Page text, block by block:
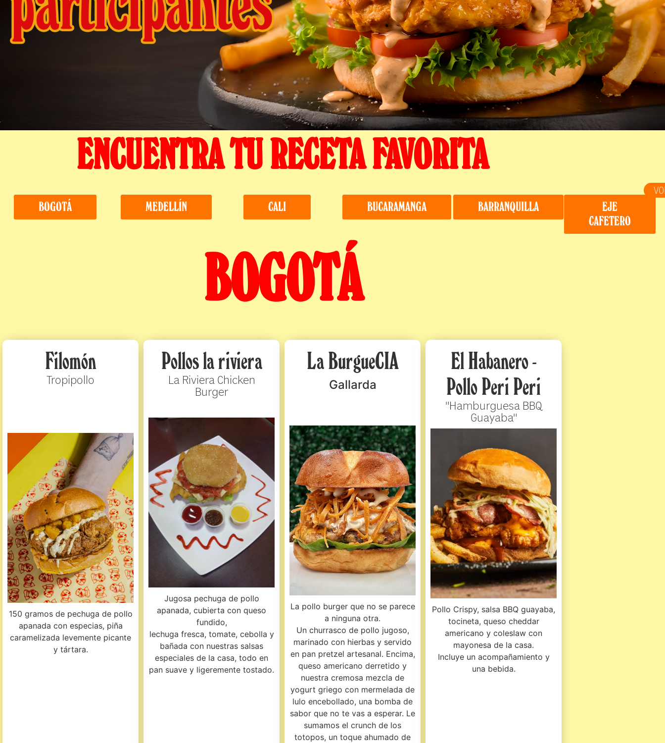
ENCUENTRA TU RECETA FAVORITA
BOGOTÁ MEDELLÍN CALI BUCARAMANGA BARRANQUILLA
EJE
CAFETERO
BOGOTÁ
Filomón
Tropipollo
150 gramos de pechuga de pollo
apanada con especias, piña
caramelizada levemente picante
y tártara.
Pollos la riviera
La Riviera Chicken
Burger
Jugosa pechuga de pollo
apanada, cubierta con queso
fundido,
lechuga fresca, tomate, cebolla y
bañada con nuestras salsas
especiales de la casa, todo en
pan suave y ligeremente tostado.
La BurgueCIA
Gallarda
La pollo burger que no se parece
a ninguna otra.
Un churrasco de pollo jugoso,
marinado con hierbas y servido
en pan pretzel artesanal. Encima,
queso americano derretido y
nuestra cremosa mezcla de
yogurt griego con mermelada de
lulo encebollado, una bomba de
sabor que no te vas a esperar. Le
sumamos el crunch de los
totopos, un toque ahumado de
El Habanero -
Pollo Peri Peri
"Hamburguesa BBQ
Guayaba"
Pollo Crispy, salsa BBQ guayaba,
tocineta, queso cheddar
americano y coleslaw con
mayonesa de la casa.
Incluye un acompañamiento y
una bebida.